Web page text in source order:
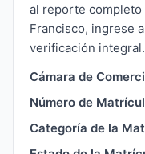
al reporte completo
Francisco, ingrese
verificación integral.
Cámara de
Número de
Categoría de la